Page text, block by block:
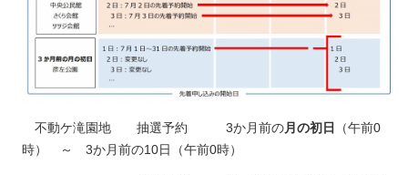
不動ケ滝園地 抽選予約 3か月前の月の初日
（午前0
時） ～ 3か月前の10日（午前0時）